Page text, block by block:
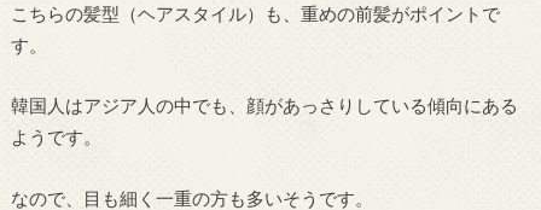
こちらの髪型（ヘアスタイル）も、重めの前髪がポイントで
す。
韓国人はアジア人の中でも、顔があっさりしている傾向にある
ようです。
なので、目も細く一重の方も多いそうです。